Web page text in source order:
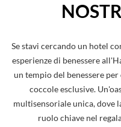
Se stavi cercando un hotel
esperienze di benessere
un tempio del benessere
coccole esclusive.
multisensoriale unica, dove
ruolo chiave nel